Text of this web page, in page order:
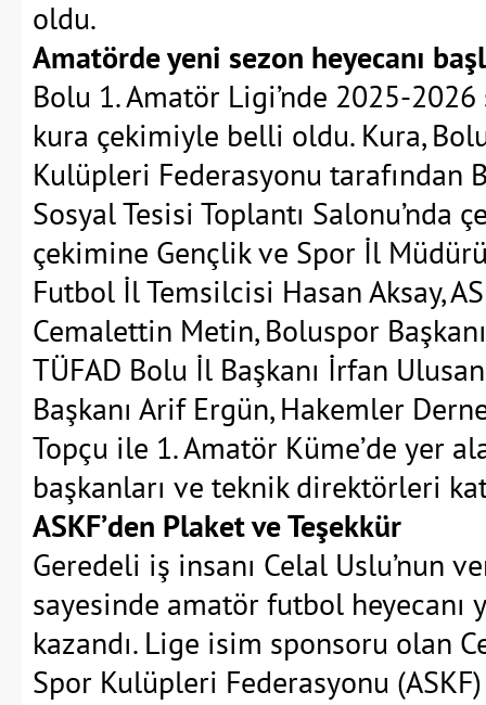
oldu.
Amatörde yeni sezon heyecanı
Bolu 1. Amatör Ligi’nde 2025-
kura çekimiyle belli oldu. Kura,
Kulüpleri Federasyonu tarafından
Sosyal Tesisi Toplantı Salonu’nda
çekimine Gençlik ve Spor İl
Futbol İl Temsilcisi Hasan Aksay,
Cemalettin Metin, Boluspor
TÜFAD Bolu İl Başkanı İrfan
Başkanı Arif Ergün, Hakemler
Topçu ile 1. Amatör Küme’de yer
başkanları ve teknik direktörleri
ASKF’den Plaket ve Teşekkür
Geredeli iş insanı Celal Uslu’nun
sayesinde amatör futbol heyecanı
kazandı. Lige isim sponsoru olan
Spor Kulüpleri Federasyonu